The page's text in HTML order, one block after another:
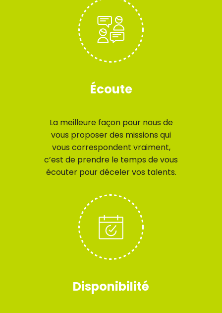
Écoute
La meilleure façon pour nous de
vous proposer des missions qui
vous correspondent vraiment,
c’est de prendre le temps de vous
écouter pour déceler vos talents.
Disponibilité